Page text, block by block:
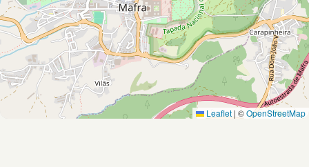
Leaflet | ©OpenStreetMap